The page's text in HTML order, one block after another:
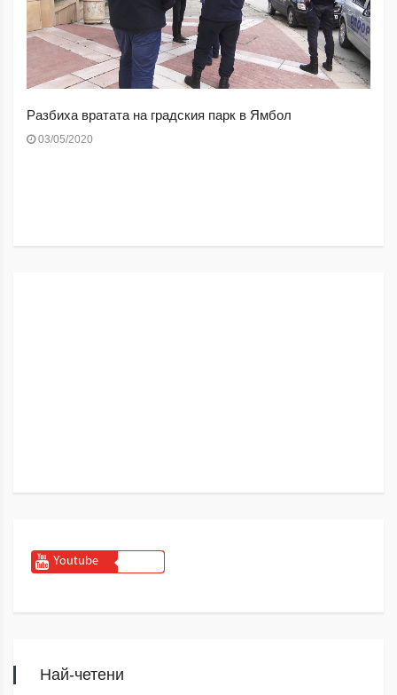
Разбиха вратата на градския парк в Ямбол
03/05/2020
Youtube
Най-четени